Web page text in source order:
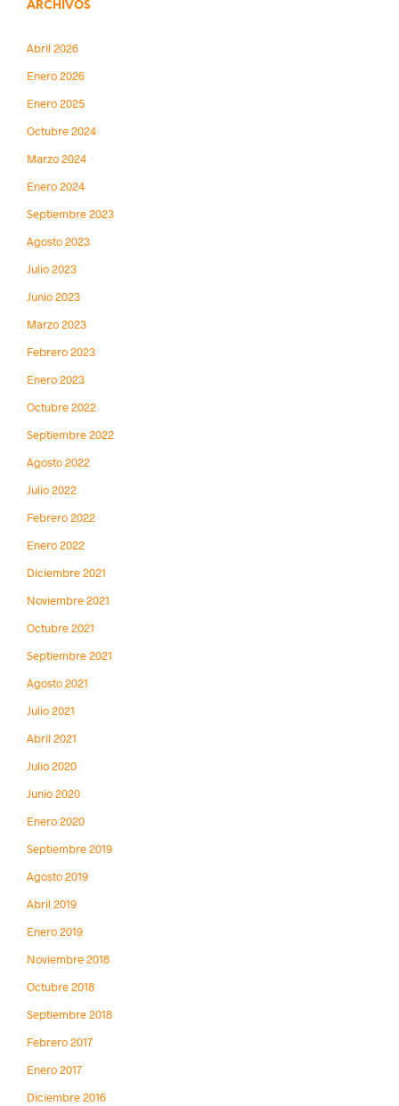
ARCHIVOS
Abril 2026
Enero 2026
Enero 2025
Octubre 2024
Marzo 2024
Enero 2024
Septiembre 2023
Agosto 2023
Julio 2023
Junio 2023
Marzo 2023
Febrero 2023
Enero 2023
Octubre 2022
Septiembre 2022
Agosto 2022
Julio 2022
Febrero 2022
Enero 2022
Diciembre 2021
Noviembre 2021
Octubre 2021
Septiembre 2021
Agosto 2021
Julio 2021
Abril 2021
Julio 2020
Junio 2020
Enero 2020
Septiembre 2019
Agosto 2019
Abril 2019
Enero 2019
Noviembre 2018
Octubre 2018
Septiembre 2018
Febrero 2017
Enero 2017
Diciembre 2016